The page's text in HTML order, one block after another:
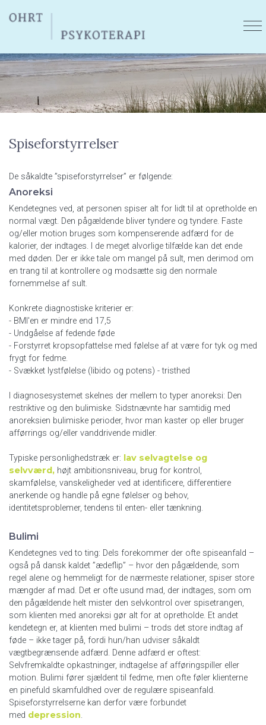
Spiseforstyrrelser
De såkaldte ”spiseforstyrrelser” er følgende:
Anoreksi
Kendetegnes ved, at personen spiser alt for lidt til at opretholde en
normal vægt. Den pågældende bliver tyndere og tyndere. Faste
og/eller motion bruges som kompenserende adfærd for de
kalorier, der indtages. I de meget alvorlige tilfælde kan det ende
med døden. Der er ikke tale om mangel på sult, men derimod om
en trang til at kontrollere og modsætte sig den normale
fornemmelse af sult.
Konkrete diagnostiske kriterier er:
- BMI'en er mindre end 17,5
- Undgåelse af fedende føde
- Forstyrret kropsopfattelse med følelse af at være for tyk og med
frygt for fedme.
- Svækket lystfølelse (libido og potens) - tristhed
I diagnosesystemet skelnes der mellem to typer anoreksi: Den
restriktive og den bulimiske. Sidstnævnte har samtidig med
anoreksien bulimiske perioder, hvor man kaster op eller bruger
afførrings og/eller vanddrivende midler.
Typiske personlighedstræk er: lav selvagtelse og
selvværd, højt ambitionsniveau, brug for kontrol,
skamfølelse, vanskeligheder ved at identificere, differentiere
anerkende og handle på egne følelser og behov,
identitetsproblemer, tendens til enten- eller tænkning.
Bulimi
Kendetegnes ved to ting: Dels forekommer der ofte spiseanfald –
også på dansk kaldet ”ædeflip” – hvor den pågældende, som
regel alene og hemmeligt for de nærmeste relationer, spiser store
mængder af mad. Det er ofte usund mad, der indtages, som om
den pågældende helt mister den selvkontrol over spisetrangen,
som klienten med anoreksi gør alt for at opretholde. Et andet
kendetegn er, at klienten med bulimi – trods det store indtag af
føde – ikke tager på, fordi hun/han udviser såkaldt
vægtbegrænsende adfærd. Denne adfærd er oftest:
Selvfremkaldte opkastninger, indtagelse af afføringspiller eller
motion. Bulimi fører sjældent til fedme, men ofte føler klienterne
en pinefuld skamfuldhed over de regulære spiseanfald.
Spiseforstyrrelserne kan derfor være forbundet
med depression.